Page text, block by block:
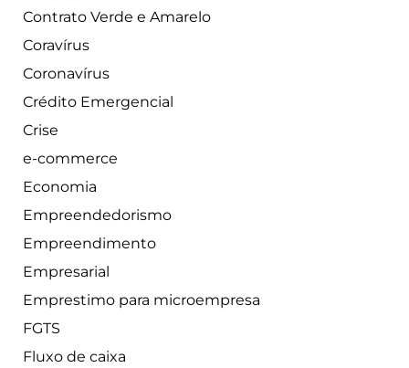
Contrato Verde e Amarelo
Coravírus
Coronavírus
Crédito Emergencial
Crise
e-commerce
Economia
Empreendedorismo
Empreendimento
Empresarial
Emprestimo para microempresa
FGTS
Fluxo de caixa